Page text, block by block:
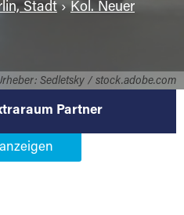
Sedletsky / stock.adobe.com
Stadt› Kol. Neuer
Partner
Partner in